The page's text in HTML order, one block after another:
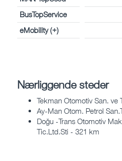
BusTopService
eMobility (+)
Nærliggende steder
Tekman Otomotiv San. ve
Ay-Man Otom. Petrol
Doğu -Trans Otomotiv
Tic.Ltd.Sti - 321 km